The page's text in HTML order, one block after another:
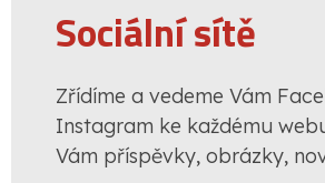
Sociální sítě
Zřídíme a vedeme Vám
Instagram ke každému
Vám příspěvky, obrázky,